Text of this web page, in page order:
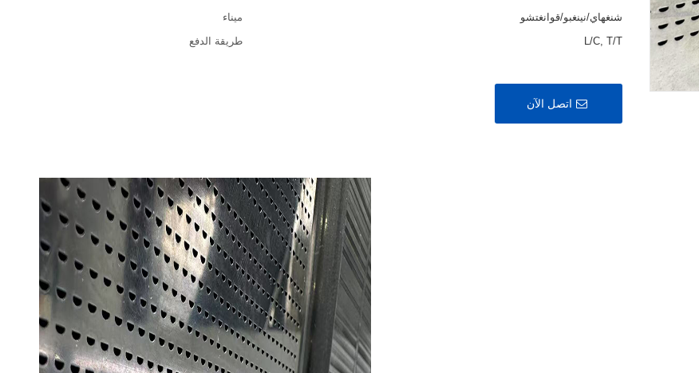
ميناء
شنغهاي/نينغبو/قوانغتشو
طريقة الدفع
L/C, T/T
اتصل الآن